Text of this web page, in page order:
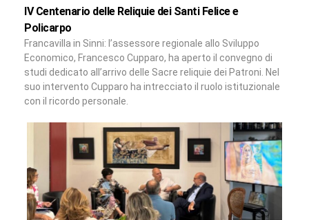
IV Centenario delle Reliquie dei Santi Felice e
Policarpo
Francavilla in Sinni: l’assessore regionale allo Sviluppo
Economico, Francesco Cupparo, ha aperto il convegno di
studi dedicato all’arrivo delle Sacre reliquie dei Patroni. Nel
suo intervento Cupparo ha intrecciato il ruolo istituzionale
con il ricordo personale.